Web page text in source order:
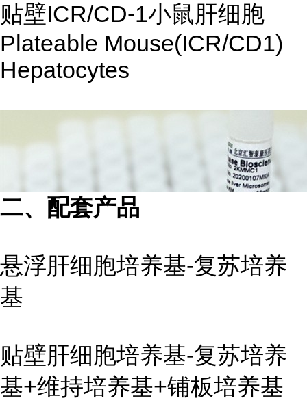
贴壁ICR/CD-1小鼠肝细胞
Plateable Mouse(ICR/CD1)
Hepatocytes
二、配套产品
悬浮肝细胞培养基-复苏培养
基
贴壁肝细胞培养基-复苏培养
基+维持培养基+铺板培养基